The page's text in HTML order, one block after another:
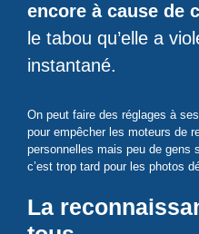
encore à cause de
le tabou qu’elle a
instantané.
On peut faire des réglages à
pour empêcher les moteurs de
personnelles mais peu de gens
c’est trop tard pour les photos
La